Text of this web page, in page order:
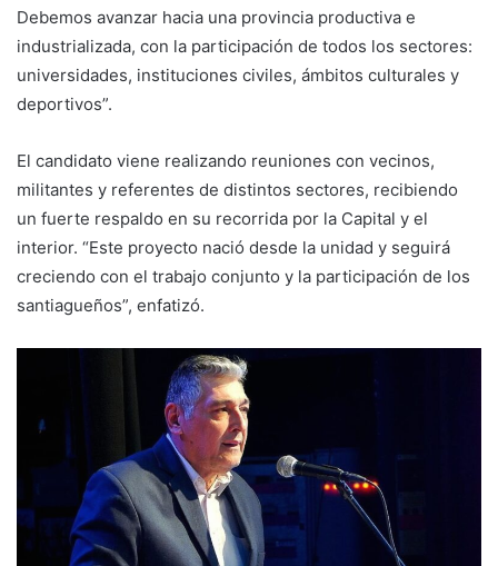
Debemos avanzar hacia una provincia productiva e
industrializada, con la participación de todos los sectores:
universidades, instituciones civiles, ámbitos culturales y
deportivos”.
El candidato viene realizando reuniones con vecinos,
militantes y referentes de distintos sectores, recibiendo
un fuerte respaldo en su recorrida por la Capital y el
interior. “Este proyecto nació desde la unidad y seguirá
creciendo con el trabajo conjunto y la participación de los
santiagueños”, enfatizó.